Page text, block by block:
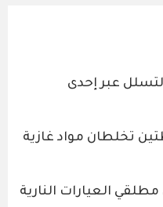
عبر إحدى
تخلطان مواد غازية
العيارات النارية